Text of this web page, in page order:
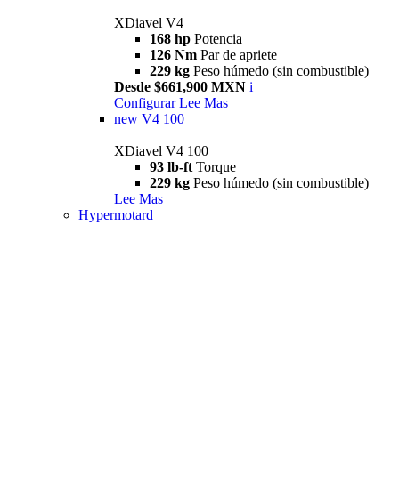
XDiavel V4
168 hp Potencia
126 Nm Par de apriete
229 kg Peso húmedo (sin combustible)
Desde $661,900 MXN i
Configurar Lee Mas
new V4 100
XDiavel V4 100
93 lb-ft Torque
229 kg Peso húmedo (sin combustible)
Lee Mas
Hypermotard